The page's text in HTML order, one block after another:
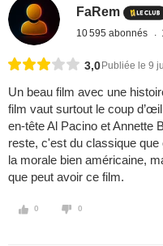
FaRem
10 595 abonnés
3,0 Publiée le 9
Un beau film avec une
film vaut surtout le coup
en-tête Al Pacino et Annette
reste, c'est du classique
la morale bien américaine,
que peut avoir ce film.
0 0